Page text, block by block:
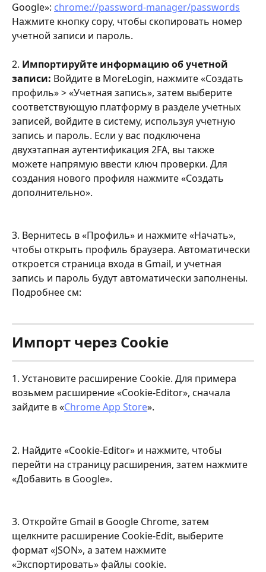
Google»: chrome://password-manager/passwords
Нажмите кнопку copy, чтобы скопировать номер
учетной записи и пароль.
2. Импортируйте информацию об учетной
записи: Войдите в MoreLogin, нажмите «Создать
профиль» > «Учетная запись», затем выберите
соответствующую платформу в разделе учетных
записей, войдите в систему, используя учетную
запись и пароль. Если у вас подключена
двухэтапная аутентификация 2FA, вы также
можете напрямую ввести ключ проверки. Для
создания нового профиля нажмите «Создать
дополнительно».
3. Вернитесь в «Профиль» и нажмите «Начать»,
чтобы открыть профиль браузера. Автоматически
откроется страница входа в Gmail, и учетная
запись и пароль будут автоматически заполнены.
Подробнее см:
Импорт через Cookie
1. Установите расширение Cookie. Для примера
возьмем расширение «Cookie-Editor», сначала
зайдите в «Chrome App Store».
2. Найдите «Cookie-Editor» и нажмите, чтобы
перейти на страницу расширения, затем нажмите
«Добавить в Google».
3. Откройте Gmail в Google Chrome, затем
щелкните расширение Cookie-Edit, выберите
формат «JSON», а затем нажмите
«Экспортировать» файлы cookie.